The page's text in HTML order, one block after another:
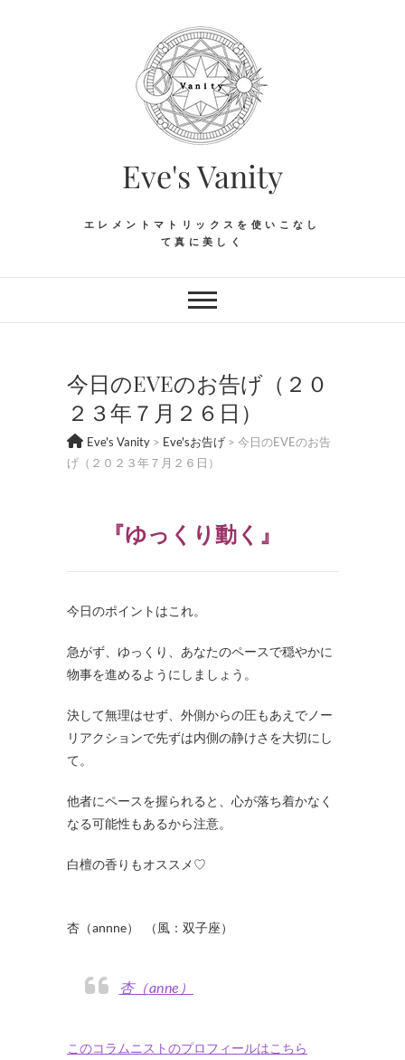
Eve's Vanity
エレメントマトリックスを使いこなし
て真に美しく
今日のEVEのお告げ（２０
２３年７月２６日）
Eve's Vanity > Eve'sお告げ > 今日のEVEのお告
げ（２０２３年７月２６日）
『ゆっくり動く』
今日のポイントはこれ。
急がず、ゆっくり、あなたのペースで穏やかに
物事を進めるようにしましょう。
決して無理はせず、外側からの圧もあえでノー
リアクションで先ずは内側の静けさを大切にし
て。
他者にペースを握られると、心が落ち着かなく
なる可能性もあるから注意。
白檀の香りもオススメ♡
杏（annne） （風：双子座）
杏（anne）
このコラムニストのプロフィールはこちら